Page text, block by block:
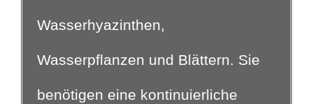
Wasserhyazinthen,
Wasserpflanzen und Blättern. Sie
benötigen eine kontinuierliche